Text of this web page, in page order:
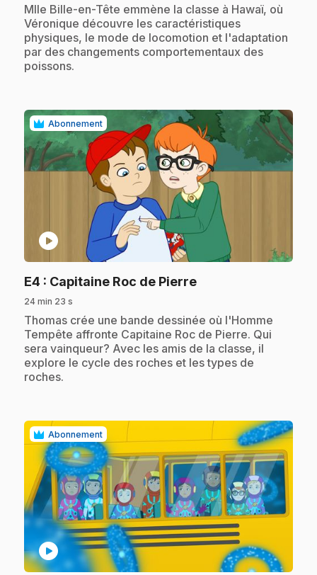
.Mlle Bille-en-Tête emmène la classe à Hawaï, où
Véronique découvre les caractéristiques
physiques, le mode de locomotion et l'adaptation
par des changements comportementaux des
poissons.
Abonnement
play_circle
E4 : Capitaine Roc de Pierre.
24 min 23 s
.Thomas crée une bande dessinée où l'Homme
Tempête affronte Capitaine Roc de Pierre. Qui
sera vainqueur? Avec les amis de la classe, il
explore le cycle des roches et les types de
roches.
Abonnement
play_circle